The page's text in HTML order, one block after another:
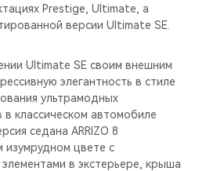
Prestige, Ultimate, а
версии Ultimate SE.
Ultimate SE своим внешним
элегантность в стиле
ультрамодных
классическом автомобиле
седана ARRIZO 8
изумрудном цвете с
в экстерьере, крыша